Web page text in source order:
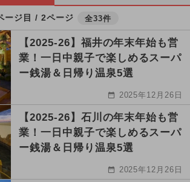
ージ目 / 2ページ 全33件
【2025-26】福井の年末年始も営
業！一日中親子で楽しめるスーパ
ー銭湯＆日帰り温泉5選
2025年12月26日
【2025-26】石川の年末年始も営
業！一日中親子で楽しめるスーパ
ー銭湯＆日帰り温泉5選
2025年12月26日